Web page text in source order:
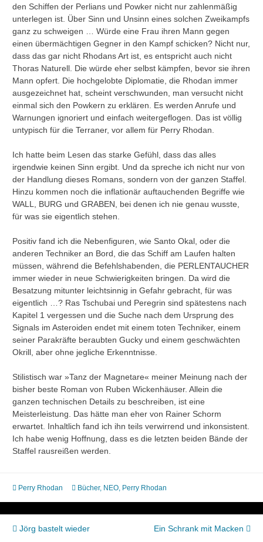
den Schiffen der Perlians und Powker nicht nur zahlenmäßig
unterlegen ist. Über Sinn und Unsinn eines solchen Zweikampfs
ganz zu schweigen … Würde eine Frau ihren Mann gegen
einen übermächtigen Gegner in den Kampf schicken? Nicht nur,
dass das gar nicht Rhodans Art ist, es entspricht auch nicht
Thoras Naturell. Die würde eher selbst kämpfen, bevor sie ihren
Mann opfert. Die hochgelobte Diplomatie, die Rhodan immer
ausgezeichnet hat, scheint verschwunden, man versucht nicht
einmal sich den Powkern zu erklären. Es werden Anrufe und
Warnungen ignoriert und einfach weitergeflogen. Das ist völlig
untypisch für die Terraner, vor allem für Perry Rhodan.
Ich hatte beim Lesen das starke Gefühl, dass das alles
irgendwie keinen Sinn ergibt. Und da spreche ich nicht nur von
der Handlung dieses Romans, sondern von der ganzen Staffel.
Hinzu kommen noch die inflationär auftauchenden Begriffe wie
WALL, BURG und GRABEN, bei denen ich nie genau wusste,
für was sie eigentlich stehen.
Positiv fand ich die Nebenfiguren, wie Santo Okal, oder die
anderen Techniker an Bord, die das Schiff am Laufen halten
müssen, während die Befehlshabenden, die PERLENTAUCHER
immer wieder in neue Schwierigkeiten bringen. Da wird die
Besatzung mitunter leichtsinnig in Gefahr gebracht, für was
eigentlich …? Ras Tschubai und Peregrin sind spätestens nach
Kapitel 1 vergessen und die Suche nach dem Ursprung des
Signals im Asteroiden endet mit einem toten Techniker, einem
seiner Parakräfte beraubten Gucky und einem geschwächten
Okrill, aber ohne jegliche Erkenntnisse.
Stilistisch war »Tanz der Magnetare« meiner Meinung nach der
bisher beste Roman von Ruben Wickenhäuser. Allein die
ganzen technischen Details zu beschreiben, ist eine
Meisterleistung. Das hätte man eher von Rainer Schorm
erwartet. Inhaltlich fand ich ihn teils verwirrend und inkonsistent.
Ich habe wenig Hoffnung, dass es die letzten beiden Bände der
Staffel rausreißen werden.
Perry Rhodan Bücher, NEO, Perry Rhodan
Beitragsnavigation
Jörg bastelt wieder Ein Schrank mit Macken